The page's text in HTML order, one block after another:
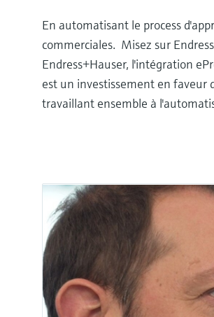
En automatisant le process
commerciales. Misez sur
Endress+Hauser, l'intégration
est un investissement en faveur
travaillant ensemble à